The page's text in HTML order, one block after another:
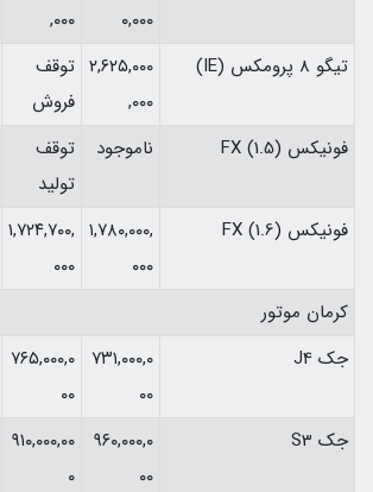
۰,۰۰۰
,۰۰۰
تیگو 8 پرومکس (IE)
۲,۶۲۵,۰۰۰
,۰۰۰
توقف
فروش
فونیکس FX (1.5) ناموجود
توقف
تولید
فونیکس FX (1.6)
۱,۷۸۰,۰۰۰,
۰۰۰
۱,۷۲۴,۷۰۰,
۰۰۰
کرمان موتور
جک J4
۷۳۱,۰۰۰,۰
۰۰
۷۶۵,۰۰۰,۰
۰۰
جک S3
۹۶۰,۰۰۰,۰
۰۰
۹۱۰,۰۰۰,۰۰
۰